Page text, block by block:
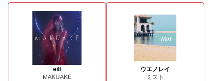
eill
MAKUAKE
ウエノレイ
ミスト